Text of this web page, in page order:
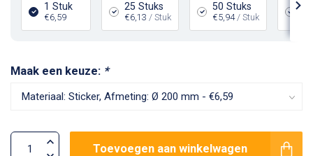
1 Stuk
€6,59
25 Stuks
€6,13 / Stuk
50 Stuks
€5,94 / Stuk
Maak een keuze: *
Toevoegen aan winkelwagen